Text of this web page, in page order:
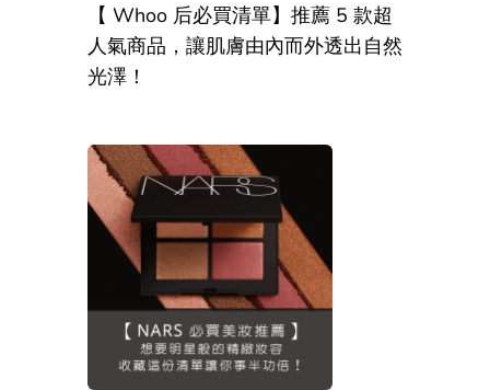
【 Whoo 后必買清單】推薦 5 款超
人氣商品，讓肌膚由內而外透出自然
光澤！